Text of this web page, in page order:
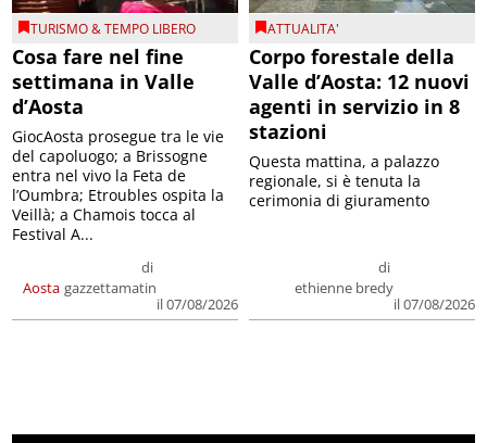
TURISMO & TEMPO LIBERO
Cosa fare nel fine
settimana in Valle
d’Aosta
Aosta
di
gazzettamatin
il 07/08/2026
GiocAosta prosegue tra le vie
del capoluogo; a Brissogne
entra nel vivo la Feta de
l’Oumbra; Etroubles ospita la
Veillà; a Chamois tocca al
Festival A...
ATTUALITA'
Corpo forestale della
Valle d’Aosta: 12 nuovi
agenti in servizio in 8
stazioni
di
ethienne bredy
il 07/08/2026
Questa mattina, a palazzo
regionale, si è tenuta la
cerimonia di giuramento